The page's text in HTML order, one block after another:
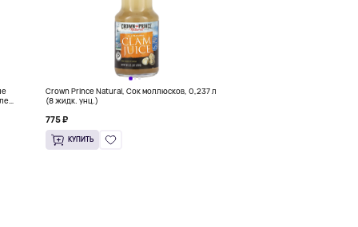
Crown Prince Natural, Сок моллюсков, 0,237 л
(8 жидк. унц.)
775 ₽
КУПИТЬ